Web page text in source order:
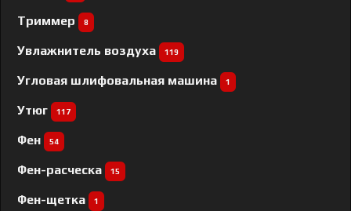
Триммер 8
Увлажнитель воздуха 119
Угловая шлифовальная машина 1
Утюг 117
Фен 54
Фен-расческа 15
Фен-щетка 1